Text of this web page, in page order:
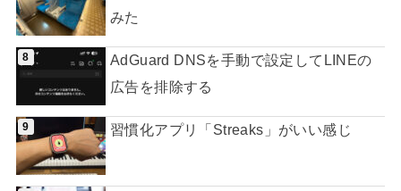
みた
AdGuard DNSを手動で設定してLINEの
広告を排除する
習慣化アプリ「Streaks」がいい感じ